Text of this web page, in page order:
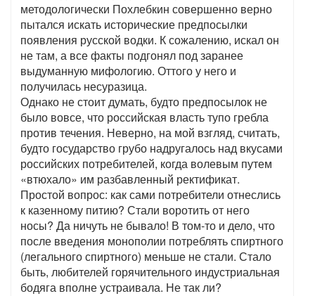
методологически Похлебкин совершенно верно
пытался искать исторические предпосылки
появления русской водки. К сожалению, искал он
не там, а все факты подгонял под заранее
выдуманную мифологию. Оттого у него и
получилась несуразица.
Однако не стоит думать, будто предпосылок не
было вовсе, что российская власть тупо гребла
против течения. Неверно, на мой взгляд, считать,
будто государство грубо надругалось над вкусами
российских потребителей, когда волевым путем
«втюхало» им разбавленный ректификат.
Простой вопрос: как сами потребители отнеслись
к казенному питию? Стали воротить от него
носы? Да ничуть не бывало! В том-то и дело, что
после введения монополии потреблять спиртного
(легального спиртного) меньше не стали. Стало
быть, любителей горячительного индустриальная
бодяга вполне устраивала. Не так ли?